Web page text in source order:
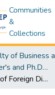
Communities
&
Collections
Theses (Master's and Ph.D) – Business and Economics
Determinants of Foreign Direct Investment in Germany